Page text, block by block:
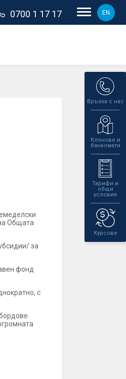
0700 1 17 17 EN
Връзка с нас
Клонове и
банкомати
Тарифи и
общи
условия
Курсове
Общата
за
фонд
с